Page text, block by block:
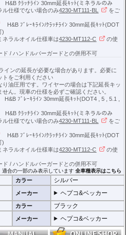
H&B ｸﾗｯﾁﾗｲﾝ 30mm延長ｷｯﾄ(ミネラルのみ
ル仕様でない場合のみ4230-MT111-BL
をご
H&B ﾌﾞﾚｰｷﾗｲﾝ/ｸﾗｯﾁﾗｲﾝ 30mm延長ｷｯﾄ(DOT
)
ラルオイル仕様車は4230-MT112-C
の使
/ ハンドルバーガードとの併用不可
インの延長が必要な場合があります。必要に
トをご利用ください
油圧用です。ワイヤーの場合は下記延長キッ
せん。現車の仕様を必ずご確認ください。
H&B ﾌﾞﾚｰｷﾗｲﾝ 30mm延長ｷｯﾄ(DOT4 , 5 , 5.1 ,
H&B ｸﾗｯﾁﾗｲﾝ 30mm延長ｷｯﾄ(ミネラルのみ
ル仕様でない場合のみ4230-MT111-BL
をご
H&B ﾌﾞﾚｰｷﾗｲﾝ/ｸﾗｯﾁﾗｲﾝ 30mm延長ｷｯﾄ(DOT
)
ラルオイル仕様車は4230-MT112-C
の使
/ ハンドルバーガードとの併用不可
適合の一部のみ表示しています全車種表示はこちら
カラー シルバー
メーカー ヘプコ&ベッカー
カラー ブラック
メーカー ヘプコ&ベッカー